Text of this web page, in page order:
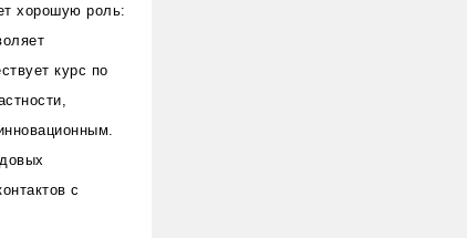
хорошую роль:
курс по
с